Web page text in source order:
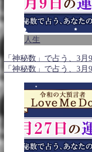
人生
「神秘数」で占う、3月
「神秘数」で占う、3